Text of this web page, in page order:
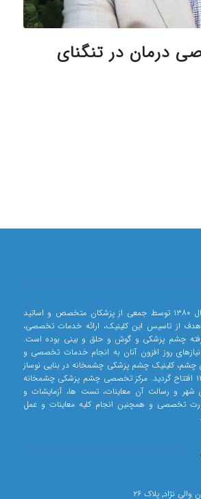
در تنگنای
کلینیک مرکزی شهر در سال ۱۳۸۰ توسط جمعی از پزشکان متخصص و اساتید
از تاسیس این کلینیک، ارائه خدمات تخصصی،
چشم پزشکی و گوش و حلق و بینی بوده است.
نیازهای روز افزون آنان به انجام خدمات تخصصی و
کلینیک چشم پزشکی چشمخانه در بنایی نوساز
و مدرن در خردادماه ۱۳۹۵ افتتاح گردید. مرکز تخصصی چشم پزشکی چشمخانه
شهر و رسالت آن معاینات، تست ها، آزمایشات و
تخصصی و همچنین انجام کلیه معاینات و عمل